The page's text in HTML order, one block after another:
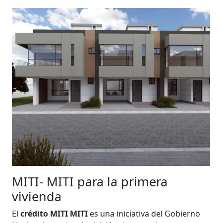
MITI- MITI para la primera
vivienda
Elcrédito MITI MITI es una iniciativa del Gobierno